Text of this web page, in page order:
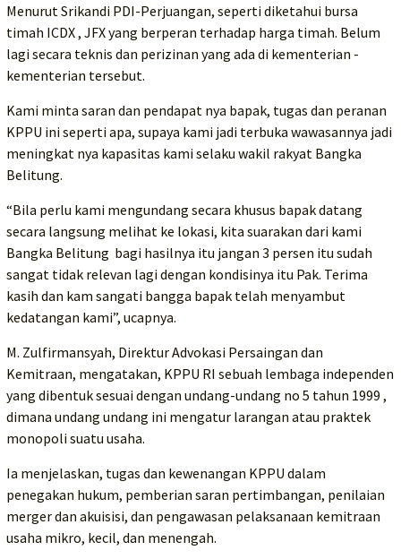
Menurut Srikandi PDI-Perjuangan, seperti diketahui bursa
timah ICDX , JFX yang berperan terhadap harga timah. Belum
lagi secara teknis dan perizinan yang ada di kementerian -
kementerian tersebut.
Kami minta saran dan pendapat nya bapak, tugas dan peranan
KPPU ini seperti apa, supaya kami jadi terbuka wawasannya jadi
meningkat nya kapasitas kami selaku wakil rakyat Bangka
Belitung.
“Bila perlu kami mengundang secara khusus bapak datang
secara langsung melihat ke lokasi, kita suarakan dari kami
Bangka Belitung bagi hasilnya itu jangan 3 persen itu sudah
sangat tidak relevan lagi dengan kondisinya itu Pak. Terima
kasih dan kam sangati bangga bapak telah menyambut
kedatangan kami”, ucapnya.
M. Zulfirmansyah, Direktur Advokasi Persaingan dan
Kemitraan, mengatakan, KPPU RI sebuah lembaga independen
yang dibentuk sesuai dengan undang-undang no 5 tahun 1999 ,
dimana undang undang ini mengatur larangan atau praktek
monopoli suatu usaha.
Ia menjelaskan, tugas dan kewenangan KPPU dalam
penegakan hukum, pemberian saran pertimbangan, penilaian
merger dan akuisisi, dan pengawasan pelaksanaan kemitraan
usaha mikro, kecil, dan menengah.